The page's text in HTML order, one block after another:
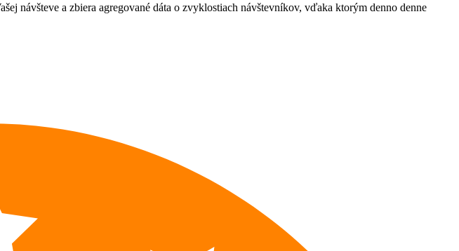
návšteve a zbiera agregované dáta o zvyklostiach návštevníkov, vďaka ktorým denno denne